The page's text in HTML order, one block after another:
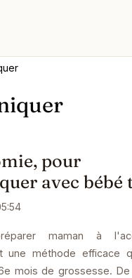
pour
avec bébé
maman à
une méthode efficace
mois de grossesse.